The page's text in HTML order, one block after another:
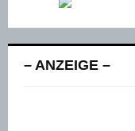
– ANZEIGE –